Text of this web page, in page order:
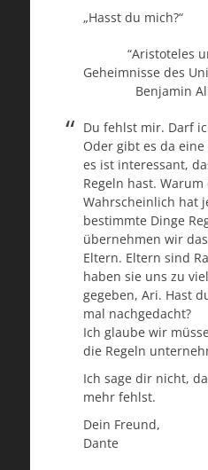
„Hasst du mich?“
“Aristoteles
Geheimnisse des
Benjamin
Du fehlst mir. Darf
Oder gibt es da eine
es ist interessant,
Regeln hast.
Wahrscheinlich hat
bestimmte Dinge
übernehmen wir
Eltern. Eltern sind
haben sie uns zu
gegeben, Ari. Hast
mal nachgedacht?
Ich glaube wir
die Regeln
Ich sage dir nicht,
mehr fehlst.
Dein Freund,
Dante